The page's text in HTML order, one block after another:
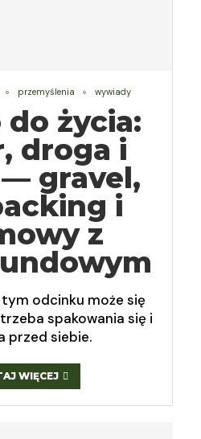
przemyślenia wywiady
do życia:
droga i
— gravel,
i
z
odcinku może się
spakowania się i
przed siebie.
WIĘCEJ